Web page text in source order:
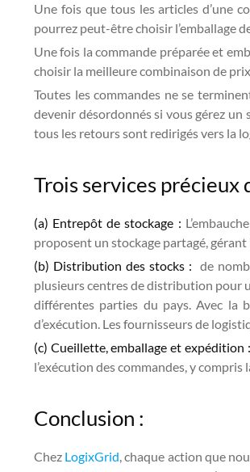
Une fois que tous les articles d’une
pourrez peut-être choisir l’emballage
Une fois la commande préparée et
choisir la meilleure combinaison de
Toutes les commandes ne se
devenir désordonnés si vous gérez
tous les retours sont redirigés vers la
Trois services précieux
(a) Entrepôt de stockage :
proposent un stockage partagé,
(b) Distribution des stocks : de
plusieurs centres de distribution pour
différentes parties du pays. Avec la
d’exécution. Les fournisseurs de
(c) Cueillette, emballage et expédition :
l’exécution des commandes, y
Conclusion :
Chez LogixGrid, chaque action que